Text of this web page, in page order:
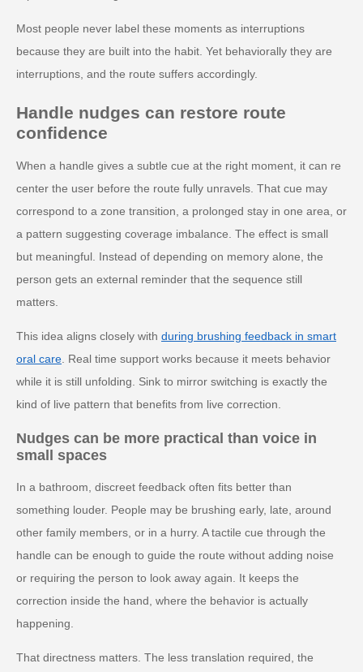
Most people never label these moments as interruptions
because they are built into the habit. Yet behaviorally they are
interruptions, and the route suffers accordingly.
Handle nudges can restore route
confidence
When a handle gives a subtle cue at the right moment, it can re
center the user before the route fully unravels. That cue may
correspond to a zone transition, a prolonged stay in one area, or
a pattern suggesting coverage imbalance. The effect is small
but meaningful. Instead of depending on memory alone, the
person gets an external reminder that the sequence still
matters.
This idea aligns closely with during brushing feedback in smart
oral care. Real time support works because it meets behavior
while it is still unfolding. Sink to mirror switching is exactly the
kind of live pattern that benefits from live correction.
Nudges can be more practical than voice in
small spaces
In a bathroom, discreet feedback often fits better than
something louder. People may be brushing early, late, around
other family members, or in a hurry. A tactile cue through the
handle can be enough to guide the route without adding noise
or requiring the person to look away again. It keeps the
correction inside the hand, where the behavior is actually
happening.
That directness matters. The less translation required, the